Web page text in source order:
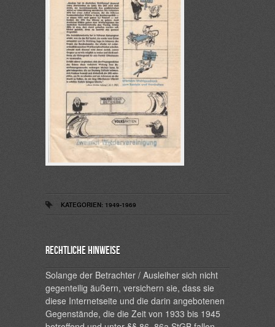
KATEGORIEN: 1949-1969
Rechtliche Hinweise
Solange der Betrachter / Ausleiher sich nicht
gegenteilig äußern, versichern sie, dass sie
diese Internetseite und die darin angebotenen
Gegenstände, die die Zeit von 1933 bis 1945